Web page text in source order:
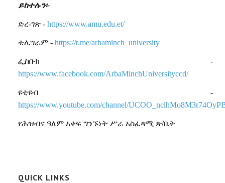
ይከተሉን፡-
ድረ-ገጽ - https://www.amu.edu.et/
ቴሌግራም - https://t.me/arbaminch_university
ፌስቡክ -
https://www.facebook.com/ArbaMinchUniversityccd/
ዩቲዩብ -
https://www.youtube.com/channel/
የሕዝብና ዓለም አቀፍ ግንኙነት ሥራ አስፈጻሚ ጽ/ቤት
QUICK LINKS